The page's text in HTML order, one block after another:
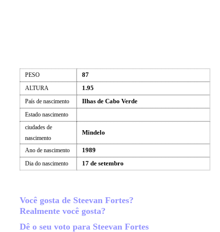
PESO 87
ALTURA 1.95
País de nascimento Ilhas de Cabo Verde
Estado nascimento
ciudades de
nascimento
Mindelo
Ano de nascimento 1989
Dia do nascimento 17 de setembro
Você gosta de Steevan Fortes?
Realmente você gosta?
Dê o seu voto para Steevan Fortes